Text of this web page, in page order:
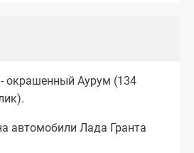
окрашенный Аурум (134
автомобили Лада Гранта